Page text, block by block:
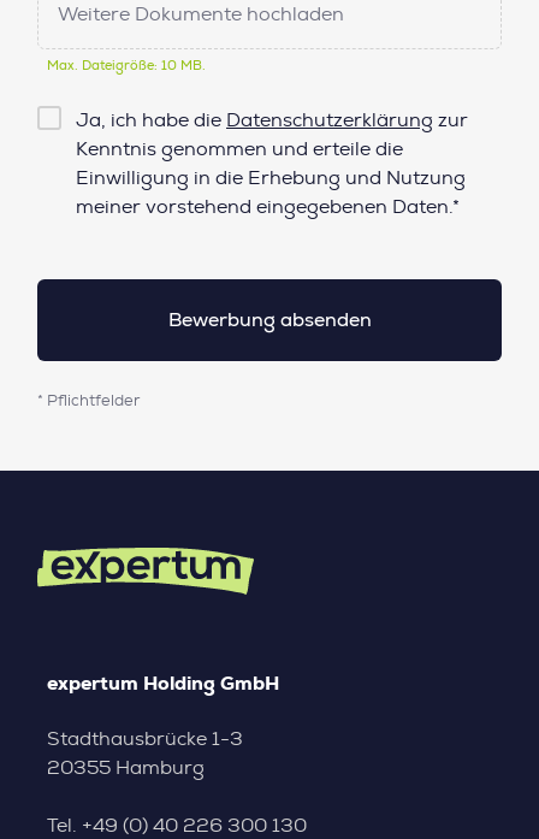
Weitere Dokumente hochladen
Max. Dateigröße: 10 MB.
Checkbox
Datenschutz*
Ja, ich habe die Datenschutzerklärung zur
Kenntnis genommen und erteile die
Einwilligung in die Erhebung und Nutzung
meiner vorstehend eingegebenen Daten.*
* Pflichtfelder
expertum Holding GmbH
Stadthausbrücke 1-3
20355 Hamburg
Tel. +49 (0) 40 226 300 130